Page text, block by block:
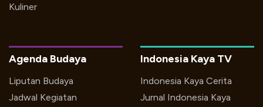
Kuliner
Indonesia Kaya TV
Indonesia Kaya Cerita
Jurnal Indonesia Kaya
Agenda Budaya
Liputan Budaya
Jadwal Kegiatan